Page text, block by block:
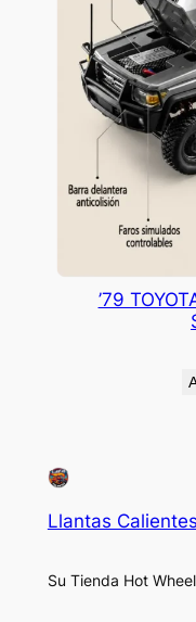
’79
Llantas Calientes
Su Tienda Hot